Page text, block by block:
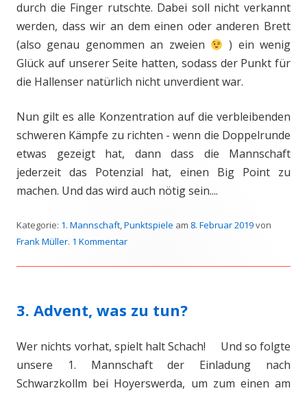
durch die Finger rutschte. Dabei soll nicht verkannt
werden, dass wir an dem einen oder anderen Brett
(also genau genommen an zweien
) ein wenig
Glück auf unserer Seite hatten, sodass der Punkt für
die Hallenser natürlich nicht unverdient war.
Nun gilt es alle Konzentration auf die verbleibenden
schweren Kämpfe zu richten - wenn die Doppelrunde
etwas gezeigt hat, dann dass die Mannschaft
jederzeit das Potenzial hat, einen Big Point zu
machen. Und das wird auch nötig sein....
Kategorie: 1. Mannschaft,Punktspiele am 8. Februar 2019von
Frank Müller. 1 Kommentar
3. Advent, was zu tun?
Wer nichts vorhat, spielt halt Schach! Und so folgte
unsere 1. Mannschaft der Einladung nach
Schwarzkollm bei Hoyerswerda, um zum einen am